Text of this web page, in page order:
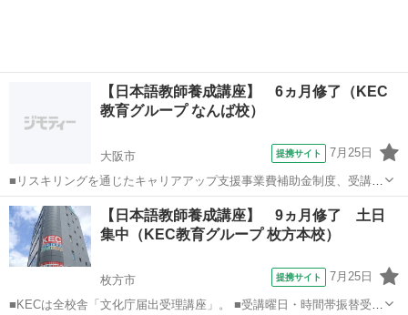
【日本語教師養成講座】 6ヵ月修了（KEC
教育グループ なんば校）
大阪市 提携サイト 7月25日
■リスキリングを通じたキャリアアップ支援事業費補助金制度、受講費
用の最大70％還付（要件有、詳細はお尋ねください） ■KECは全校舎
「文化庁届出受理講座」。 ■受講曜日・時間帯振替受講、校舎間振替
受講、休学制度、動画視聴（基...
大阪 大阪市 その他
【日本語教師養成講座】 9ヵ月修了 土日
集中（KEC教育グループ 枚方本校）
枚方市 提携サイト 7月25日
■KECは全校舎「文化庁届出受理講座」。 ■受講曜日・時間帯振替受